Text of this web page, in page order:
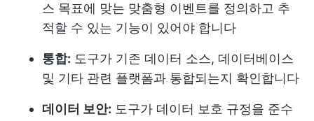
스 목표에 맞는 맞춤형 이벤트를 정의하고 추
적할 수 있는 기능이 있어야 합니다
통합: 도구가 기존 데이터 소스, 데이터베이스
및 기타 관련 플랫폼과 통합되는지 확인합니다
데이터 보안: 도구가 데이터 보호 규정을 준수